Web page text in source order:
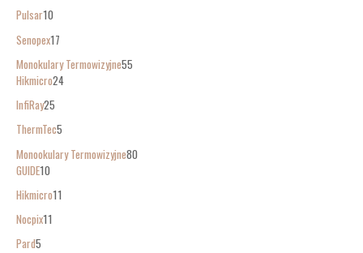
Pulsar10
Senopex17
Monokulary Termowizyjne55
Hikmicro24
InfiRay25
ThermTec5
Monookulary Termowizyjne80
GUIDE10
Hikmicro11
Nocpix11
Pard5